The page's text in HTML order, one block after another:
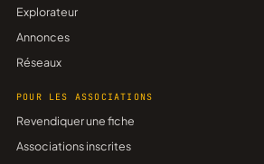
Explorateur
Annonces
Réseaux
POUR LES ASSOCIATIONS
Revendiquer une fiche
Associations inscrites